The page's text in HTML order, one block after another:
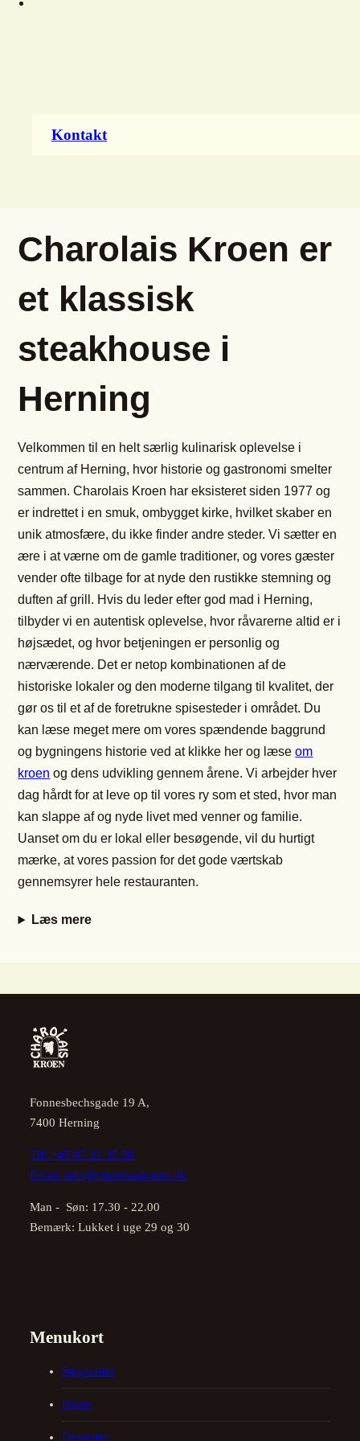
Kontakt
Charolais Kroen er
et klassisk
steakhouse i
Herning
Velkommen til en helt særlig kulinarisk oplevelse i
centrum af Herning, hvor historie og gastronomi smelter
sammen. Charolais Kroen har eksisteret siden 1977 og
er indrettet i en smuk, ombygget kirke, hvilket skaber en
unik atmosfære, du ikke finder andre steder. Vi sætter en
ære i at værne om de gamle traditioner, og vores gæster
vender ofte tilbage for at nyde den rustikke stemning og
duften af grill. Hvis du leder efter god mad i Herning,
tilbyder vi en autentisk oplevelse, hvor råvarerne altid er i
højsædet, og hvor betjeningen er personlig og
nærværende. Det er netop kombinationen af de
historiske lokaler og den moderne tilgang til kvalitet, der
gør os til et af de foretrukne spisesteder i området. Du
kan læse meget mere om vores spændende baggrund
og bygningens historie ved at klikke her og læseom
kroen og dens udvikling gennem årene. Vi arbejder hver
dag hårdt for at leve op til vores ry som et sted, hvor man
kan slappe af og nyde livet med venner og familie.
Uanset om du er lokal eller besøgende, vil du hurtigt
mærke, at vores passion for det gode værtskab
gennemsyrer hele restauranten.
Læs mere
Fonnesbechsgade 19 A,
7400 Herning
Tlf: +45 97 21 35 50
Email: info@charolaiskroen.dk
Man - Søn: 17.30 - 22.00
Bemærk: Lukket i uge 29 og 30
Menukort
Stegeretter
Forret
Desserter